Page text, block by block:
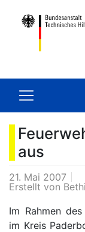
aus
21. Mai 2007
Erstellt von
Im Rahmen
im Kreis